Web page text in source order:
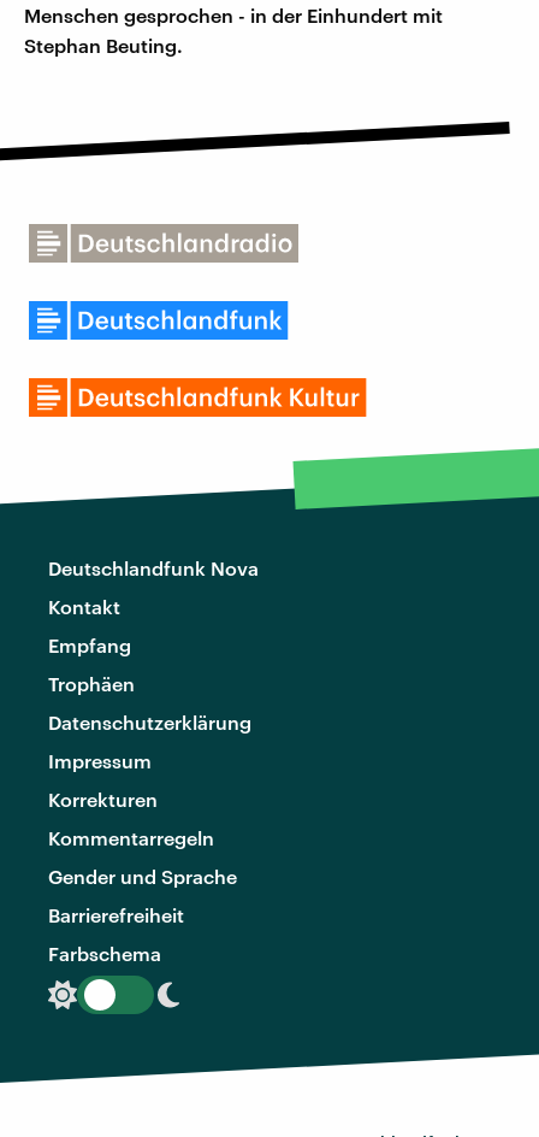
Menschen gesprochen - in der Einhundert mit
Stephan Beuting.
Deutschlandfunk Nova
Kontakt
Empfang
Trophäen
Datenschutzerklärung
Impressum
Korrekturen
Kommentarregeln
Gender und Sprache
Barrierefreiheit
Farbschema